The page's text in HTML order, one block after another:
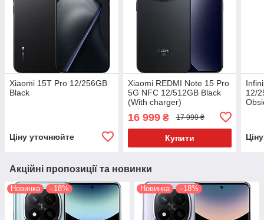
Xiaomi 15T Pro 12/256GB
Black
Ціну уточнюйте
Xiaomi REDMI Note 15 Pro
5G NFC 12/512GB Black
(With charger)
16 999₴ 17 999 ₴
Купити
12/
Акційні пропозиції та новинки
Новинка –18% Новинка –18%